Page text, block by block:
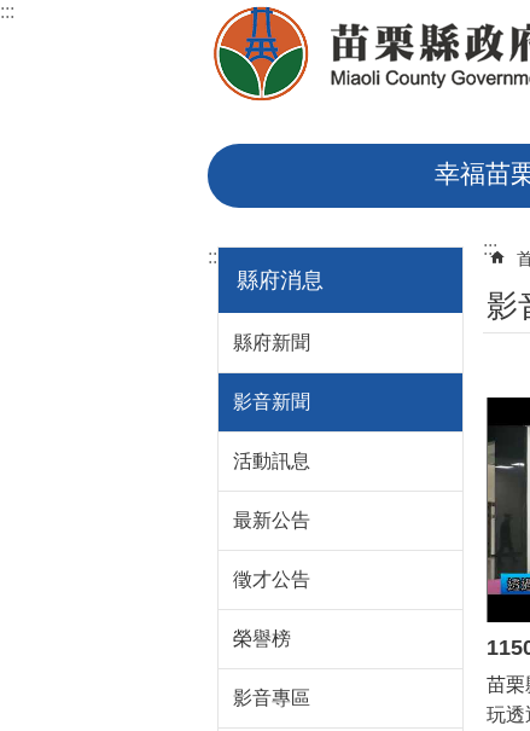
跳到主要內容區塊
:::
幸福苗
:::
縣府消息
縣府新聞
影音新聞
活動訊息
最新公告
徵才公告
榮譽榜
影音專區
:::
影
苗栗
玩透